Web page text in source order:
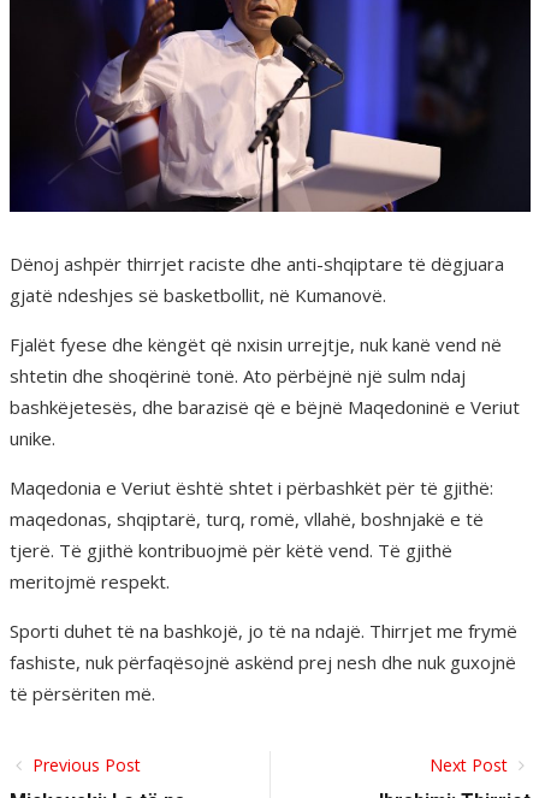
Dënoj ashpër thirrjet raciste dhe anti-shqiptare të dëgjuara
gjatë ndeshjes së basketbollit, në Kumanovë.
Fjalët fyese dhe këngët që nxisin urrejtje, nuk kanë vend në
shtetin dhe shoqërinë tonë. Ato përbëjnë një sulm ndaj
bashkëjetesës, dhe barazisë që e bëjnë Maqedoninë e Veriut
unike.
Maqedonia e Veriut është shtet i përbashkët për të gjithë:
maqedonas, shqiptarë, turq, romë, vllahë, boshnjakë e të
tjerë. Të gjithë kontribuojmë për këtë vend. Të gjithë
meritojmë respekt.
Sporti duhet të na bashkojë, jo të na ndajë. Thirrjet me frymë
fashiste, nuk përfaqësojnë askënd prej nesh dhe nuk guxojnë
të përsëriten më.
Previous Post
Next Post